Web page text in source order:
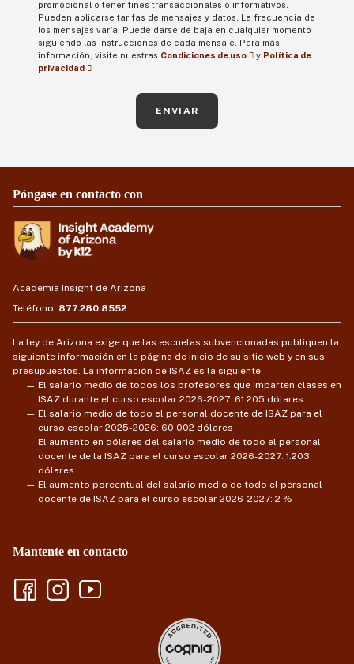
promocional o tener fines transaccionales o informativos.
Pueden aplicarse tarifas de mensajes y datos. La frecuencia de
los mensajes varía. Puede darse de baja en cualquier momento
siguiendo las instrucciones de cada mensaje. Para más
información, visite nuestras Condiciones de uso y Política de
privacidad
ENVIAR
Póngase en contacto con
Academia Insight de Arizona
Teléfono: 877.280.8552
La ley de Arizona exige que las escuelas subvencionadas publiquen la
siguiente información en la página de inicio de su sitio web y en sus
presupuestos. La información de ISAZ es la siguiente:
El salario medio de todos los profesores que imparten clases en
ISAZ durante el curso escolar 2026-2027: 61 205 dólares
El salario medio de todo el personal docente de ISAZ para el
curso escolar 2025-2026: 60 002 dólares
El aumento en dólares del salario medio de todo el personal
docente de la ISAZ para el curso escolar 2026-2027: 1.203
dólares
El aumento porcentual del salario medio de todo el personal
docente de ISAZ para el curso escolar 2026-2027: 2 %
Mantente en contacto